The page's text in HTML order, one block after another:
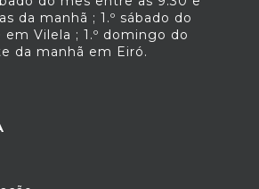
da manhã ; 1.º sábado do
Vilela ; 1.º domingo do
da manhã em Eiró.